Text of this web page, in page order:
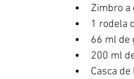
Zimbro a
1 rodela
66 ml de
200 ml
Casca